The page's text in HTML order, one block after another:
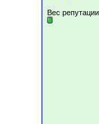
Вес